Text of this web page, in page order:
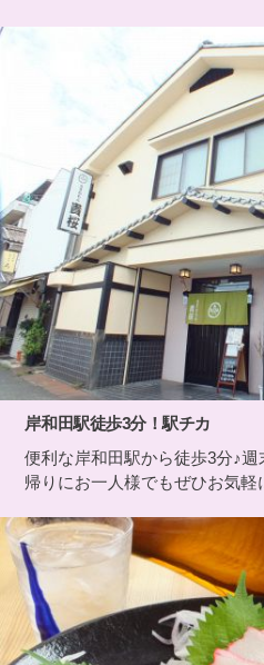
岸和田駅徒歩3分！駅チカ
便利な岸和田駅から徒歩3分♪
帰りにお一人様でもぜひお気